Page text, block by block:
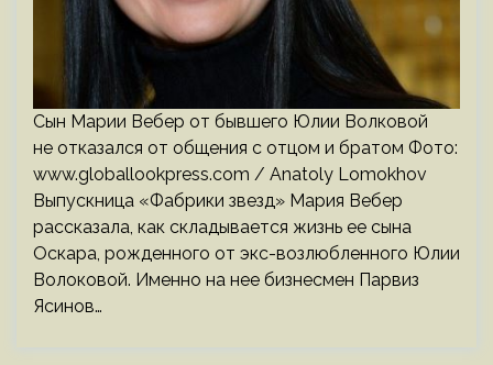
Сын Марии Вебер от бывшего Юлии Волковой
не отказался от общения с отцом и братом Фото:
www.globallookpress.com / Anatoly Lomokhov
Выпускница «Фабрики звезд» Мария Вебер
рассказала, как складывается жизнь ее сына
Оскара, рожденного от экс-возлюбленного Юлии
Волоковой. Именно на нее бизнесмен Парвиз
Ясинов…